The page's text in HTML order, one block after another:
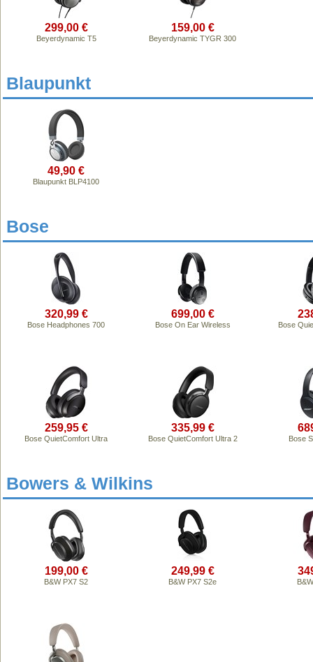
299,00 €
Beyerdynamic T5
159,00 €
Beyerdynamic TYGR 300
Blaupunkt
49,90 €
Blaupunkt BLP4100
Bose
320,99 €
Bose Headphones 700
699,00 €
Bose On Ear Wireless Bose
259,95 €
Bose QuietComfort Ultra
335,99 €
Bose QuietComfort Ultra 2 Bose
Bowers & Wilkins
199,00 €
B&W PX7 S2
249,99 €
B&W PX7 S2e